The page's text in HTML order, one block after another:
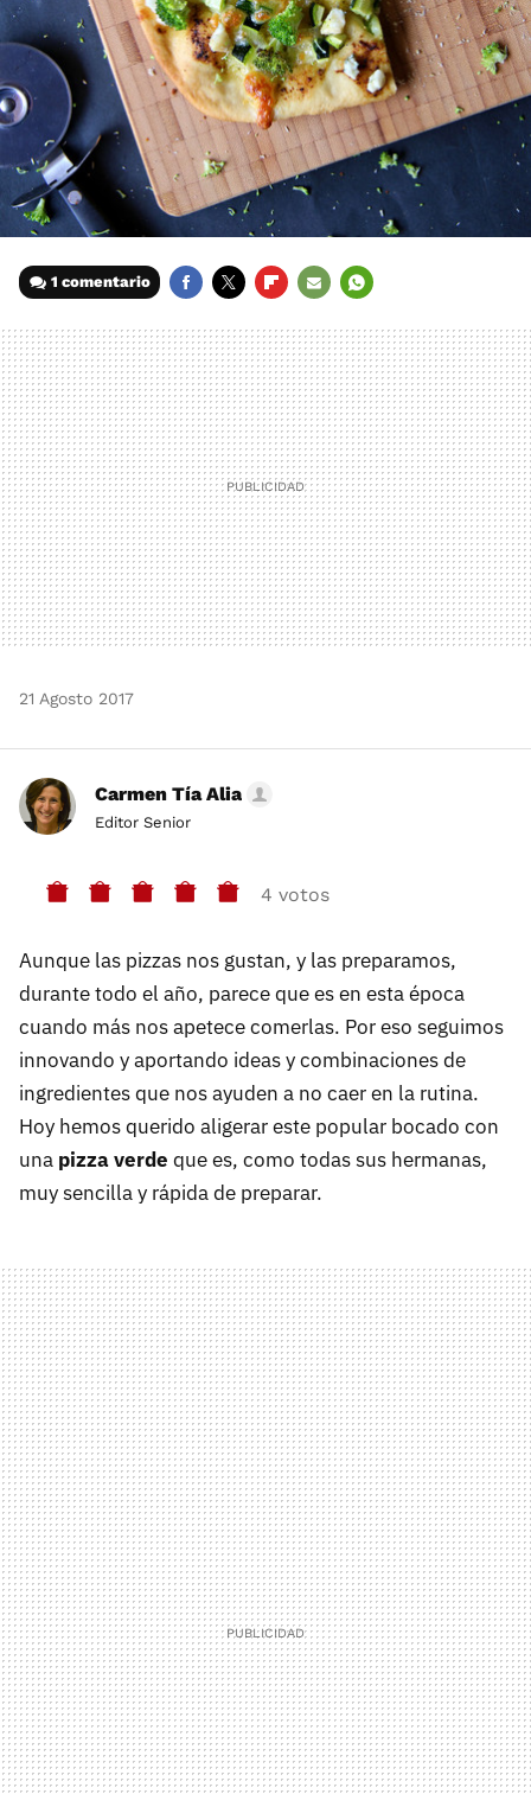
1 comentario
MAIL
21 Agosto 2017
Carmen Tía Alia
Editor Senior
4 votos
Aunque las pizzas nos gustan, y las preparamos,
durante todo el año, parece que es en esta época
cuando más nos apetece comerlas. Por eso seguimos
innovando y aportando ideas y combinaciones de
ingredientes que nos ayuden a no caer en la rutina.
Hoy hemos querido aligerar este popular bocado con
una pizza verde que es, como todas sus hermanas,
muy sencilla y rápida de preparar.